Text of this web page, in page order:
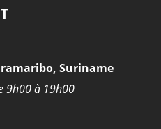
Suriname
9h00 à 19h00